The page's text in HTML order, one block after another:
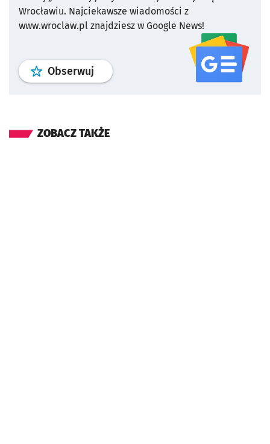
Wrocławiu. Najciekawsze wiadomości z
www.wroclaw.pl znajdziesz w Google News!
Obserwuj profil serwisu
ZOBACZ TAKŻE